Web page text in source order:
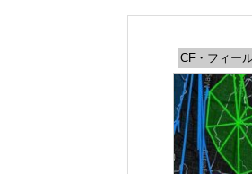
CF・フィー